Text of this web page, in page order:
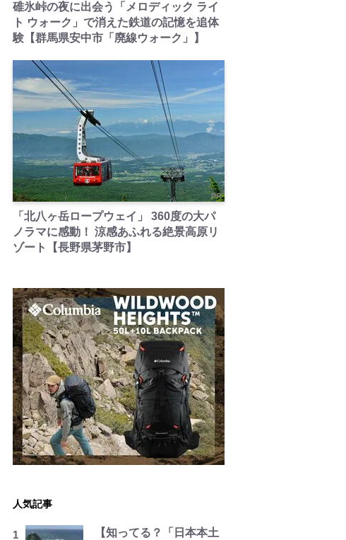
碓氷峠の夜に出会う「メロディック ライ
ト ウォーク」で消えた鉄道の記憶を追体
験【群馬県安中市「廃線ウォーク」】
PR
「北八ヶ岳ロープウェイ」 360度の大パ
ノラマに感動！ 涼感あふれる絶景高原リ
ゾート【長野県茅野市】
人気記事
【知ってる？「日本本土